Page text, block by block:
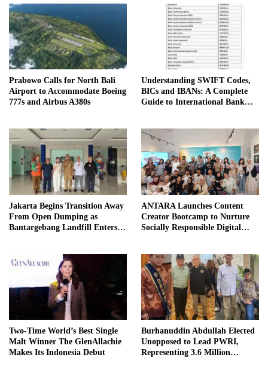
Prabowo Calls for North Bali
Airport to Accommodate Boeing
777s and Airbus A380s
Understanding SWIFT Codes,
BICs and IBANs: A Complete
Guide to International Bank
Jakarta Begins Transition Away
From Open Dumping as
Bantargebang Landfill Enters
ANTARA Launches Content
Creator Bootcamp to Nurture
Socially Responsible Digital
Two-Time World’s Best Single
Malt Winner The GlenAllachie
Makes Its Indonesia Debut
Burhanuddin Abdullah Elected
Unopposed to Lead PWRI,
Representing 3.6 Million